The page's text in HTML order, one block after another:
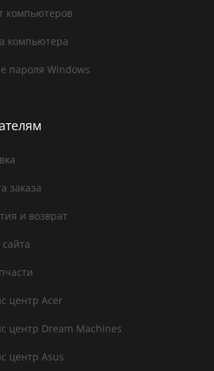
компьютеров
компьютера
пароля Windows
заказа
и возврат
центр Acer
центр Dream Machines
центр Asus